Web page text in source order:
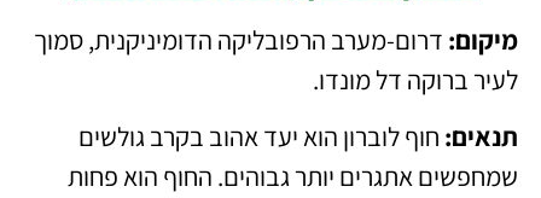
מיקום: דרום-מערב הרפובליקה הדומיניקנית, סמוך
לעיר ברוקה דל מונדו.
תנאים: חוף לוברון הוא יעד אהוב בקרב גולשים
שמחפשים אתגרים יותר גבוהים. החוף הוא פחות